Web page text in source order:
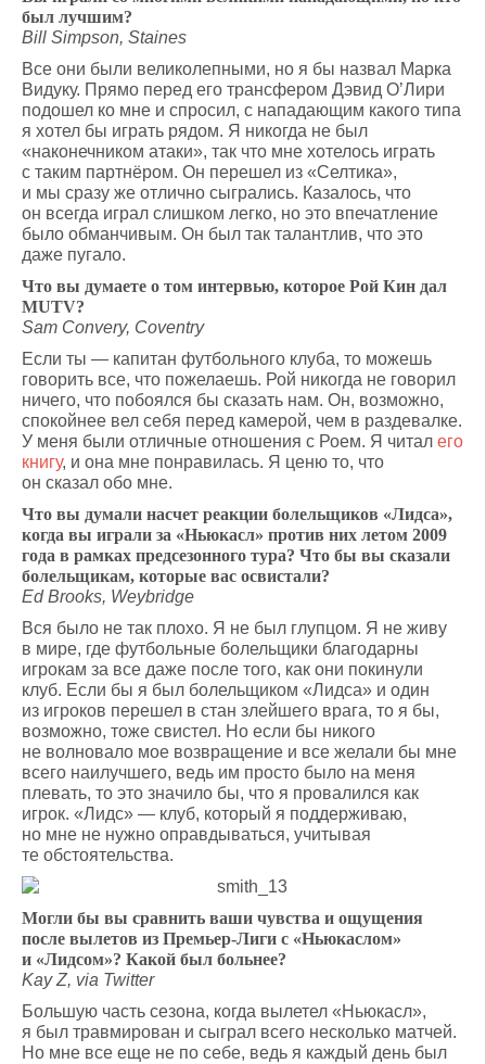
был лучшим?
Bill Simpson, Staines
Все они были великолепными, но я бы назвал Марка
Видуку. Прямо перед его трансфером Дэвид О’Лири
подошел ко мне и спросил, с нападающим какого типа
я хотел бы играть рядом. Я никогда не был
«наконечником атаки», так что мне хотелось играть
с таким партнёром. Он перешел из «Селтика»,
и мы сразу же отлично сыгрались. Казалось, что
он всегда играл слишком легко, но это впечатление
было обманчивым. Он был так талантлив, что это
даже пугало.
Что вы думаете о том интервью, которое Рой Кин дал
MUTV?
Sam Convery, Coventry
Если ты — капитан футбольного клуба, то можешь
говорить все, что пожелаешь. Рой никогда не говорил
ничего, что побоялся бы сказать нам. Он, возможно,
спокойнее вел себя перед камерой, чем в раздевалке.
У меня были отличные отношения с Роем. Я читал его
книгу, и она мне понравилась. Я ценю то, что
он сказал обо мне.
Что вы думали насчет реакции болельщиков «Лидса»,
когда вы играли за «Ньюкасл» против них летом 2009
года в рамках предсезонного тура? Что бы вы сказали
болельщикам, которые вас освистали?
Ed Brooks, Weybridge
Вся было не так плохо. Я не был глупцом. Я не живу
в мире, где футбольные болельщики благодарны
игрокам за все даже после того, как они покинули
клуб. Если бы я был болельщиком «Лидса» и один
из игроков перешел в стан злейшего врага, то я бы,
возможно, тоже свистел. Но если бы никого
не волновало мое возвращение и все желали бы мне
всего наилучшего, ведь им просто было на меня
плевать, то это значило бы, что я провалился как
игрок. «Лидс» — клуб, который я поддерживаю,
но мне не нужно оправдываться, учитывая
те обстоятельства.
Могли бы вы сравнить ваши чувства и ощущения
после вылетов из Премьер-Лиги с «Ньюкаслом»
и «Лидсом»? Какой был больнее?
Kay Z, via Twitter
Большую часть сезона, когда вылетел «Ньюкасл»,
я был травмирован и сыграл всего несколько матчей.
Но мне все еще не по себе, ведь я каждый день был